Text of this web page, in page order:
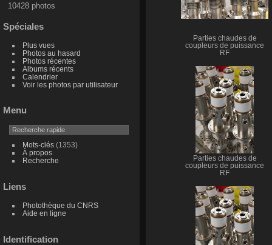
10428 photos
Spéciales
Plus vues
Photos au hasard
Photos récentes
Albums récents
Calendrier
Voir les photos par utilisateur
Menu
Mots-clés(1353)
À propos
Recherche
Liens
Photothèque du CNRS
Aide en ligne
Identification
Parties chaudes de
coupleurs de puissance
RF
Parties chaudes de
coupleurs de puissance
RF